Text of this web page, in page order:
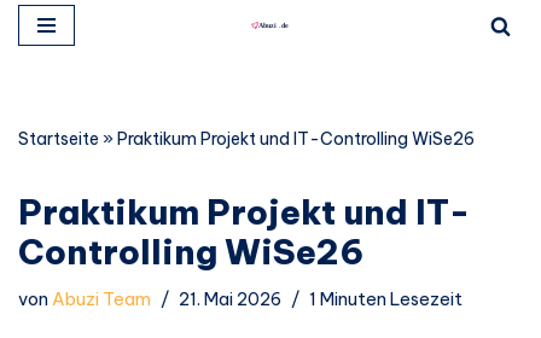
springen
Startseite »Praktikum Projekt und IT-Controlling WiSe26
Praktikum Projekt und IT-
Controlling WiSe26
vonAbuzi Team 21. Mai 2026 1 Minuten Lesezeit